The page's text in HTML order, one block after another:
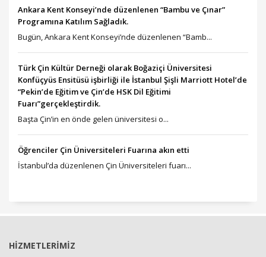
Ankara Kent Konseyi’nde düzenlenen “Bambu ve Çınar”
Programına Katılım Sağladık.
Bugün, Ankara Kent Konseyi’nde düzenlenen “Bamb...
Türk Çin Kültür Derneği olarak Boğaziçi Üniversitesi
Konfüçyüs Ensitüsü işbirliği ile İstanbul Şişli Marriott Hotel’de
“Pekin’de Eğitim ve Çin’de HSK Dil Eğitimi
Fuarı”gerçekleştirdik.
Başta Çin’in en önde gelen üniversitesi o...
Öğrenciler Çin Üniversiteleri Fuarına akın etti
İstanbul’da düzenlenen Çin Üniversiteleri fuarı...
HİZMETLERİMİZ